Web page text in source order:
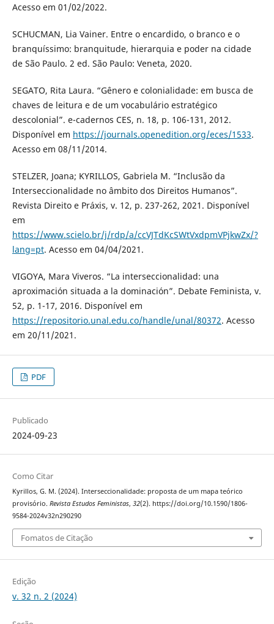
Acesso em 01/02/2022.
SCHUCMAN, Lia Vainer. Entre o encardido, o branco e o
branquíssimo: branquitude, hierarquia e poder na cidade
de São Paulo. 2 ed. São Paulo: Veneta, 2020.
SEGATO, Rita Laura. “Gênero e colonialidade: em busca de
chaves de leitura e de um vocabulário estratégico
descolonial”. e-cadernos CES, n. 18, p. 106-131, 2012.
Disponível em https://journals.openedition.org/eces/1533.
Acesso em 08/11/2014.
STELZER, Joana; KYRILLOS, Gabriela M. “Inclusão da
Interseccionalidade no âmbito dos Direitos Humanos”.
Revista Direito e Práxis, v. 12, p. 237-262, 2021. Disponível
em
https://www.scielo.br/j/rdp/a/ccVJTdKcSWtVxdpmVPjkwZx/?
lang=pt. Acesso em 04/04/2021.
VIGOYA, Mara Viveros. “La interseccionalidad: una
aproximación situada a la dominación”. Debate Feminista, v.
52, p. 1-17, 2016. Disponível em
https://repositorio.unal.edu.co/handle/unal/80372. Acesso
em 20/11/2021.
PDF
Publicado
2024-09-23
Como Citar
Kyrillos, G. M. (2024). Interseccionalidade: proposta de um mapa teórico
provisório. Revista Estudos Feministas, 32(2). https://doi.org/10.1590/1806-
9584-2024v32n290290
Fomatos de Citação
Edição
v. 32 n. 2 (2024)